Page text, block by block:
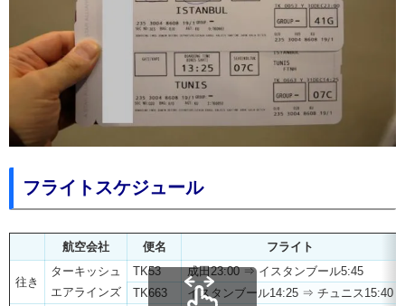
フライトスケジュール
航空会社 便名 フライト
往き
ターキッシュ
エアラインズ
TK53
成田23:00 ⇒ イスタンブール5:45
TK663
イスタンブール14:25 ⇒ チュニス15:40